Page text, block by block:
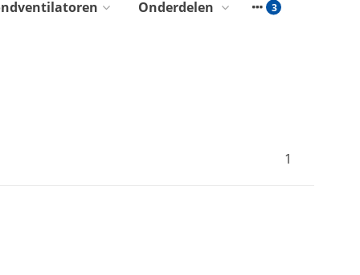
Onderdelen
1